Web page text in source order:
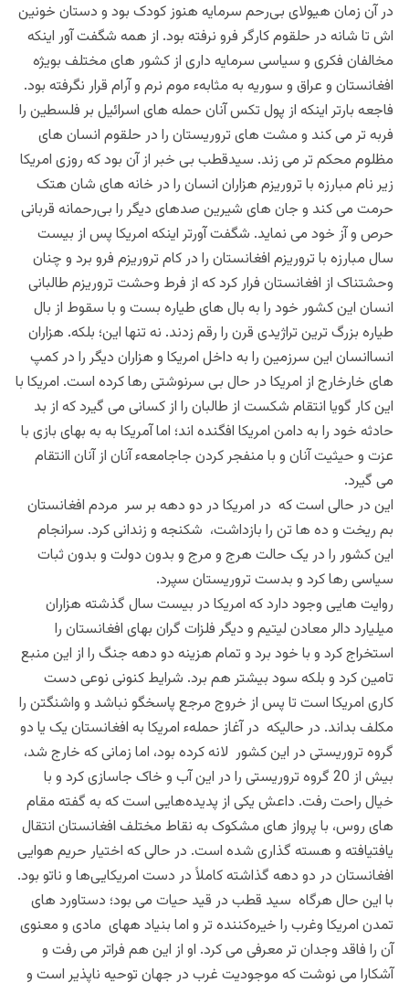
در آن زمان هیولای بی‌رحم سرمایه هنوز کودک بود و دستان خونین
اش تا شانه در حلقوم کارگر فرو نرفته بود. از همه شگفت آور اینکه
مخالفان فکری و سیاسی سرمایه داری از کشور های مختلف بویژه
افغانستان و عراق و سوریه به مثابهء موم نرم و آرام قرار نگرفته بود.
فاجعه بارتر اینکه از پول تکس آنان حمله های اسرائیل بر فلسطین را
فربه تر می کند و مشت های تروریستان را در حلقوم انسان های
مظلوم محکم تر می زند. سیدقطب بی خبر از آن بود که روزی امریکا
زیر نام مبارزه با تروریزم هزاران انسان را در خانه های شان هتک
حرمت می کند و جان های شیرین صدهای دیگر را بی‌رحمانه قربانی
حرص و آز خود می نماید. شگفت آورتر اینکه امریکا پس از بیست
سال مبارزه با تروریزم افغانستان را در کام تروریزم فرو برد و چنان
وحشتناک از افغانستان فرار کرد که از فرط وحشت تروریزم طالبانی
انسان این کشور خود را به بال های طیاره بست و با سقوط از بال
طیاره بزرگ ترین تراژیدی قرن را رقم زدند. نه تنها این؛ بلکه. هزاران
انساانسان این سرزمین را به داخل امریکا و هزاران دیگر را در کمپ
های خارخارج از امریکا در حال بی سرنوشتی رها کرده است. امریکا با
این کار گویا انتقام شکست از طالبان را از کسانی می گیرد که از بد
حادثه خود را به دامن امریکا افگنده اند؛ اما آمریکا به به بهای بازی با
عزت و حیثیت آنان و با منفجر کردن جاجامعهء آنان از آنان اانتقام
می گیرد.
این در حالی است که در امریکا در دو دهه بر سر مردم افغانستان
بم ریخت و ده ها تن را بازداشت، شکنجه و زندانی کرد. سرانجام
این کشور را در یک حالت هرج و مرج و بدون دولت و بدون ثبات
سیاسی رها کرد و بدست تروریستان سپرد.
روایت هایی وجود دارد که امریکا در بیست سال گذشته هزاران
میلیارد دالر معادن لیتیم و دیگر فلزات گران بهای افغانستان را
استخراج کرد و با خود برد و تمام هزینه دو دهه جنگ را از این منبع
تامین کرد و بلکه سود بیشتر هم برد. شرایط کنونی نوعی دست
کاری امریکا است تا پس از خروج مرجع پاسخگو نباشد و واشنگتن را
مکلف بداند. در حالیکه در آغاز حملهء امریکا به افغانستان یک یا دو
گروه تروریستی در این کشور لانه کرده بود، اما زمانی که خارج شد،
بیش از 20 گروه تروریستی را در این آب و خاک جاسازی کرد و با
خیال راحت رفت. داعش یکی از پدیده‌هایی است که به گفته مقام
های روس، با پرواز های مشکوک به نقاط مختلف افغانستان انتقال
یافتیافته و هسته گذاری شده است. در حالی که اختیار حریم هوایی
افغانستان در دو دهه گذاشته کاملاً در دست امریکایی‌ها و ناتو بود.
با این حال هرگاه سید قطب در قید حیات می بود؛ دستاورد های
تمدن امریکا وغرب را خیره‌کننده تر و اما بنیاد ههای ‌مادی و معنوی
آن را فاقد وجدان تر معرفی می کرد. او از این هم فراتر می رفت و
آشکارا می نوشت که موجودیت غرب در جهان توحیه ناپذیر است و